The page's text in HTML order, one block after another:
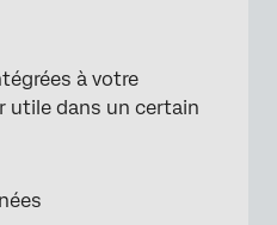
à votre
utile dans un certain